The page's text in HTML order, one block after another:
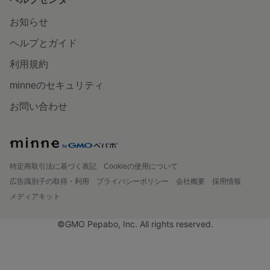
お知らせ
ヘルプとガイド
利用規約
minneのセキュリティ
お問い合わせ
特定商取引法に基づく表記
Cookieの使用について
広告識別子の取得・利用
プライバシーポリシー 会社概要
採用情報
メディアキット
©GMO Pepabo, Inc. All rights reserved.